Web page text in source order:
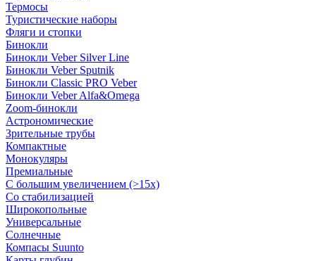
Термосы
Туристические наборы
Фляги и стопки
Бинокли
Бинокли Veber Silver Line
Бинокли Veber Sputnik
Бинокли Classic PRO Veber
Бинокли Veber Alfa&Omega
Zoom-бинокли
Астрономические
Зрительные трубы
Компактные
Монокуляры
Премиальные
С большим увеличением (>15x)
Со стабилизацией
Широкопольные
Универсальные
Солнечные
Компасы Suunto